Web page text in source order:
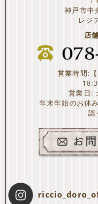
神戸市中
レジ
店
営業時間:
営業日:
年末年始のお休
認